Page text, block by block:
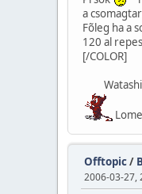
a
Fõleg ha a
120 al
[/COLOR]
Watashi
Offtopic/
2006-03-27,